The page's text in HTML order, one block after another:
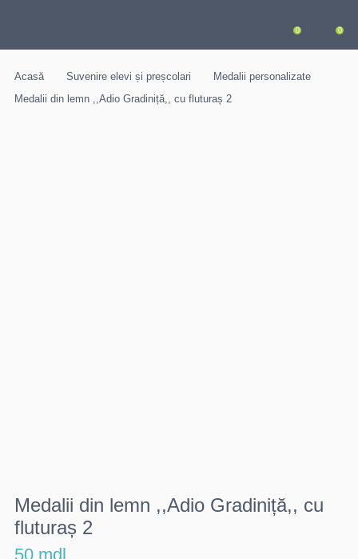
0 0
Acasă Suvenire elevi și preșcolari
Medalii personalizate
Medalii din lemn ,,Adio Gradiniță,, cu fluturaș 2
Medalii din lemn ,,Adio Gradiniță,, cu
fluturaș 2
50 mdl